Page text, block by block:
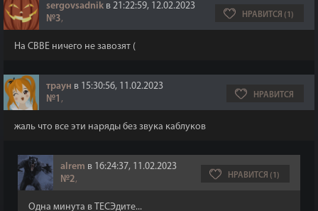
sergovsadnik в 21:22:59, 12.02.2023
№3, НРАВИТСЯ (1)
На СВВЕ ничего не завозят (
траун в 15:30:56, 11.02.2023
№1 , НРАВИТСЯ
жаль что все эти наряды без звука каблуков
alrem в 16:24:37, 11.02.2023
№2, НРАВИТСЯ (1)
Одна минута в ТЕСЭдите...